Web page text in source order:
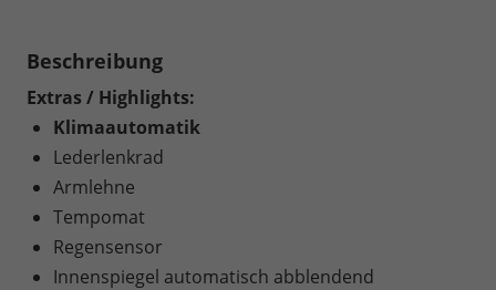
Beschreibung
Extras / Highlights:
Klimaautomatik
Lederlenkrad
Armlehne
Tempomat
Regensensor
Innenspiegel automatisch abblendend